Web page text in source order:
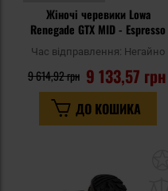
Жіночі черевики Lowa
Renegade GTX MID - Espresso
Час відправлення: Негайно
9 133,57 грн
9 614,92 грн
ДО КОШИКА